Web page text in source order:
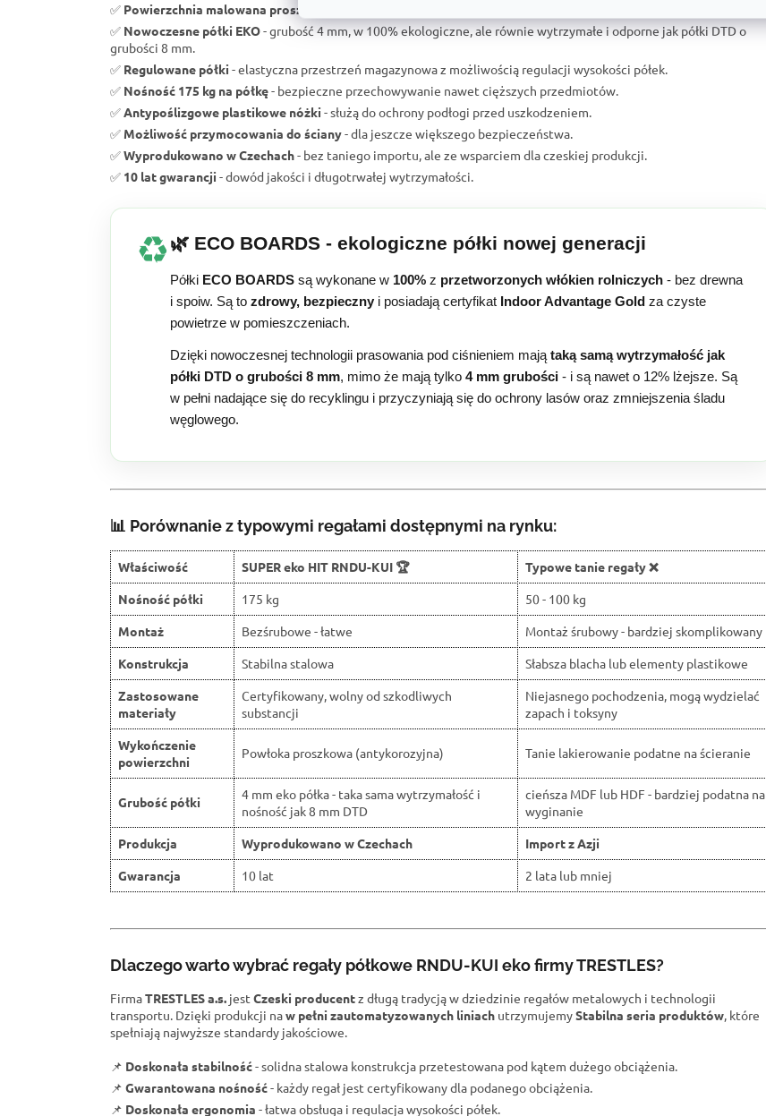
✅ Powierzchnia malowana proszkowo
✅ Nowoczesne półki EKO- grubość 4 mm, w 100% ekologiczne, ale równie wytrzymałe i odporne jak półki DTD o
grubości 8 mm.
✅ Regulowane półki - elastyczna przestrzeń magazynowa z możliwością regulacji wysokości półek.
✅ Nośność 175 kg na półkę- bezpieczne przechowywanie nawet cięższych przedmiotów.
✅Antypoślizgowe plastikowe nóżki - służą do ochrony podłogi przed uszkodzeniem.
✅ Możliwość przymocowania do ściany- dla jeszcze większego bezpieczeństwa.
✅Wyprodukowano w Czechach- bez taniego importu, ale ze wsparciem dla czeskiej produkcji.
✅ 10 lat gwarancji - dowód jakości i długotrwałej wytrzymałości.
♻️ 🌿 ECO BOARDS - ekologiczne półki nowej generacji
Półki ECO BOARDS są wykonane w 100% z przetworzonych włókien rolniczych - bez drewna
i spoiw. Są to zdrowy, bezpieczny i posiadają certyfikat Indoor Advantage Gold za czyste
powietrze w pomieszczeniach.
Dzięki nowoczesnej technologii prasowania pod ciśnieniem majątaką samą wytrzymałość jak
półki DTD o grubości 8 mm, mimo że mają tylko 4 mm grubości - i są nawet o 12% lżejsze. Są
w pełni nadające się do recyklingu i przyczyniają się do ochrony lasów oraz zmniejszenia śladu
węglowego.
📊 Porównanie z typowymi regałami dostępnymi na rynku:
Właściwość SUPER eko HIT RNDU-KUI 🏆
Typowe tanie regały ❌
Nośność półki
175 kg
50 - 100 kg
Montaż
Bezśrubowe - łatwe
Montaż śrubowy - bardziej skomplikowany
Konstrukcja
Stabilna stalowa
Słabsza blacha lub elementy plastikowe
Zastosowane
materiały
Certyfikowany, wolny od szkodliwych
substancji
Niejasnego pochodzenia, mogą wydzielać
zapach i toksyny
Wykończenie
powierzchni
Powłoka proszkowa (antykorozyjna) Tanie lakierowanie podatne na ścieranie
Grubość półki
4 mm eko półka - taka sama wytrzymałość i
nośność jak 8 mm DTD
cieńsza MDF lub HDF - bardziej podatna na
wyginanie
Produkcja
Wyprodukowano w Czechach
Import z Azji
Gwarancja
10 lat 2 lata lub mniej
Dlaczego warto wybrać regały półkowe RNDU-KUI eko firmy TRESTLES?
FirmaTRESTLES a.s. jest Czeski producentz długą tradycją w dziedzinie regałów metalowych i technologii
transportu. Dzięki produkcji naw pełni zautomatyzowanych liniach utrzymujemyStabilna seria produktów, które
spełniają najwyższe standardy jakościowe.
📌 Doskonała stabilność- solidna stalowa konstrukcja przetestowana pod kątem dużego obciążenia.
📌 Gwarantowana nośność- każdy regał jest certyfikowany dla podanego obciążenia.
📌 Doskonała ergonomia - łatwa obsługa i regulacja wysokości półek.